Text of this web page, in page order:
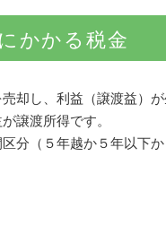
かかる税金
却し、利益（譲渡益）
譲渡所得です。
分（５年越か５年以下